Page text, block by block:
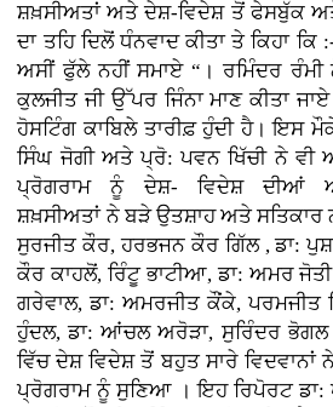
ਸ਼ਖ਼ਸੀਅਤਾਂ ਅਤੇ ਦੇਸ਼-ਵਿਦੇਸ਼ ਤੋਂ ਫੇਸਬੁੱਕ
ਦਾ ਤਹਿ ਦਿਲੋਂ ਧੰਨਵਾਦ ਕੀਤਾ ਤੇ ਕਿਹਾ
ਅਸੀਂ ਫੁੱਲੇ ਨਹੀਂ ਸਮਾਏ “। ਰਮਿੰਦਰ ਰੰਮੀ
ਕੁਲਜੀਤ ਜੀ ਉੱਪਰ ਜਿੰਨਾ ਮਾਣ ਕੀਤਾ
ਹੋਸਟਿੰਗ ਕਾਬਿਲੇ ਤਾਰੀਫ਼ ਹੁੰਦੀ ਹੈ। ਇਸ
ਸਿੰਘ ਜੋਗੀ ਅਤੇ ਪ੍ਰੋ: ਪਵਨ ਖਿੱਚੀ ਨੇ ਵੀ
ਪ੍ਰੋਗਰਾਮ ਨੂੰ ਦੇਸ਼- ਵਿਦੇਸ਼ ਦੀਆਂ
ਸ਼ਖ਼ਸੀਅਤਾਂ ਨੇ ਬੜੇ ਉਤਸ਼ਾਹ ਅਤੇ
ਸੁਰਜੀਤ ਕੌਰ, ਹਰਭਜਨ ਕੌਰ ਗਿੱਲ , ਡਾ:
ਕੌਰ ਕਾਹਲੋਂ, ਰਿੰਟੂ ਭਾਟੀਆ, ਡਾ: ਅਮਰ
ਗਰੇਵਾਲ, ਡਾ: ਅਮਰਜੀਤ ਕੌਂਕੇ, ਪਰਮਜੀਤ
ਹੁੰਦਲ, ਡਾ: ਆਂਚਲ ਅਰੋੜਾ, ਸੁਰਿੰਦਰ
ਵਿੱਚ ਦੇਸ਼ ਵਿਦੇਸ਼ ਤੋਂ ਬਹੁਤ ਸਾਰੇ ਵਿਦਵਾਨਾਂ
ਪ੍ਰੋਗਰਾਮ ਨੂੰ ਸੁਣਿਆ । ਇਹ ਰਿਪੋਰਟ